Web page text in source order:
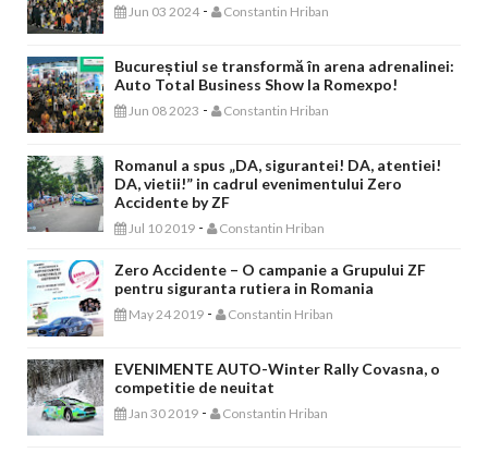
Jun 03 2024 - Constantin Hriban
Bucureștiul se transformă în arena adrenalinei:
Auto Total Business Show la Romexpo!
Jun 08 2023 - Constantin Hriban
Romanul a spus „DA, sigurantei! DA, atentiei!
DA, vietii!” in cadrul evenimentului Zero
Accidente by ZF
Jul 10 2019 - Constantin Hriban
Zero Accidente – O campanie a Grupului ZF
pentru siguranta rutiera in Romania
May 24 2019 - Constantin Hriban
EVENIMENTE AUTO-Winter Rally Covasna, o
competitie de neuitat
Jan 30 2019 - Constantin Hriban